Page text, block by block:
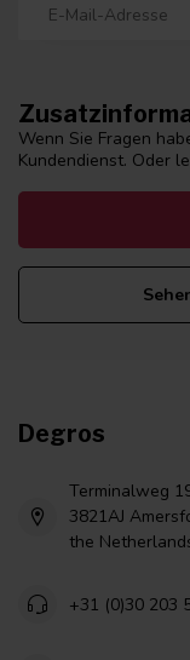
Wenn Sie Fragen
Kundendienst. Oder
Degros
Terminalweg
3821AJ
the
+31 (0)30 203